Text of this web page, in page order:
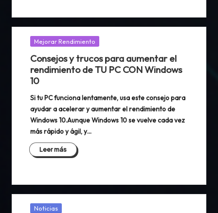
Publicada
Mejorar Rendimiento
Consejos y trucos para aumentar el
rendimiento de TU PC CON Windows
10
Si tu PC funciona lentamente, usa este consejo para
ayudar a acelerar y aumentar el rendimiento de
Windows 10.Aunque Windows 10 se vuelve cada vez
más rápido y ágil, y…
Leer más
Publicada
Noticias